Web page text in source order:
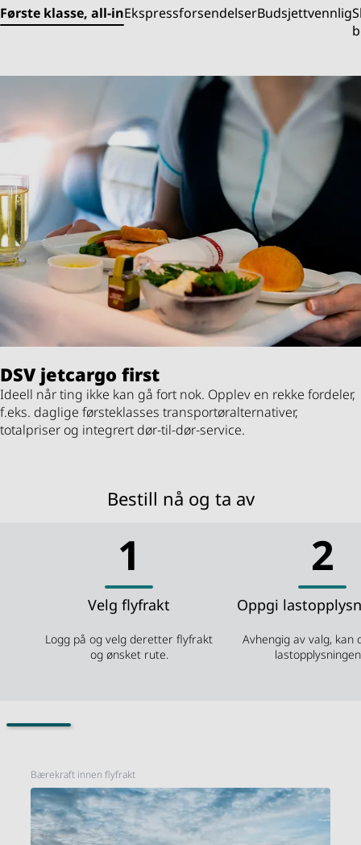
Første klasse, all-inEkspressforsendelserBudsjettvennlig
DSVjetcargo first
Ideell når ting ikke kan gå fort nok. Opplev en rekke fordeler,
f.eks. daglige førsteklasses transportøralternativer,
totalpriser og integrert dør-til-dør-service.
Bestill nå og ta av
1
Velg flyfrakt
Logg på og velg deretter flyfrakt
og ønsket rute.
2
Oppgi
Avhengig av valg, kan
Bærekraft innen flyfrakt